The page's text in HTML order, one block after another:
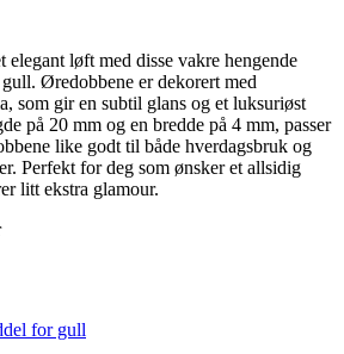
elegant løft med disse vakre hengende
Øredobbene er dekorert med
som gir en subtil glans og et luksuriøst
på 20 mm og en bredde på 4 mm, passer
like godt til både hverdagsbruk og
Perfekt for deg som ønsker et allsidig
litt ekstra glamour.
for gull